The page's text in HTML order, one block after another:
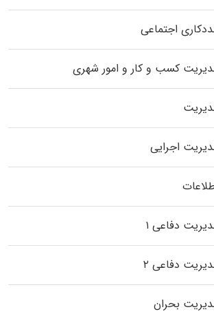
اجتماعی
کسب و کار و امور شهری
اجرایی
دفاعی ۱
دفاعی ۲
بحران